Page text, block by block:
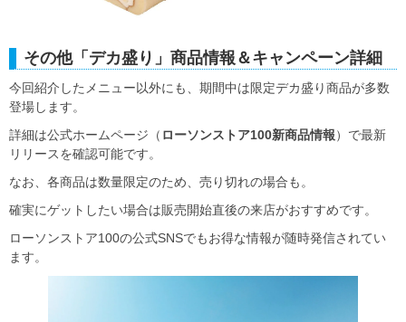
その他「デカ盛り」商品情報＆キャンペーン詳細
今回紹介したメニュー以外にも、期間中は限定デカ盛り商品が多数
登場します。
詳細は公式ホームページ（ ローソンストア100新商品情報）で最新
リリースを確認可能です。
なお、各商品は数量限定のため、売り切れの場合も。
確実にゲットしたい場合は販売開始直後の来店がおすすめです。
ローソンストア100の公式SNSでもお得な情報が随時発信されてい
ます。